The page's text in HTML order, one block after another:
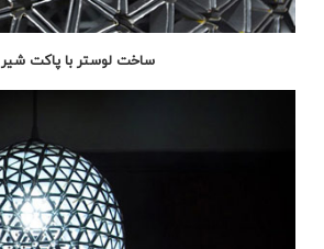
ساخت لوستر با پاکت شیر